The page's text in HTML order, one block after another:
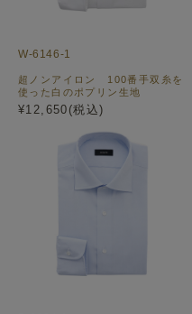
W-6146-1
超ノンアイロン 100番手双糸を
使った白のポプリン生地
¥12,650(税込)